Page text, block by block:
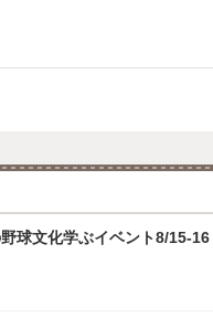
球文化学ぶイベント8/15-16